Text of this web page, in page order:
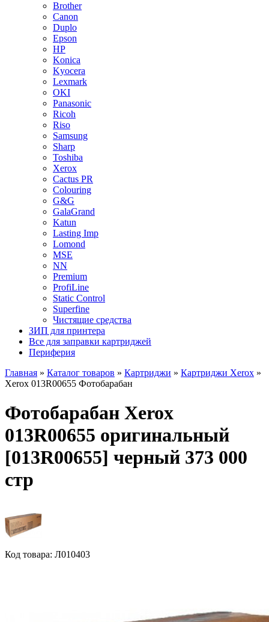
Brother
Canon
Duplo
Epson
HP
Konica
Kyocera
Lexmark
OKI
Panasonic
Ricoh
Riso
Samsung
Sharp
Toshiba
Xerox
Cactus PR
Colouring
G&G
GalaGrand
Katun
Lasting Imp
Lomond
MSE
NN
Premium
ProfiLine
Static Control
Superfine
Чистящие средства
ЗИП для принтера
Все для заправки картриджей
Периферия
Главная » Каталог товаров » Картриджи » Картриджи Xerox »
Xerox 013R00655 Фотобарабан
Фотобарабан Xerox
013R00655 оригинальный
[013R00655] черный 373 000
стр
Код товара: Л010403